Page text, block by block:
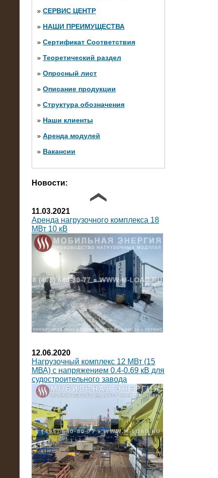
» СЕРВИС ЦЕНТР
» НАШИ ПРЕИМУЩЕСТВА
» Сертификат Соответствия
» Теоретический раздел
» Опросный лист
» Описание продукции
» Структура обозначения
» Наши клиенты
» Аренда модулей
» Вакансии
Новости:
10.10.2014
Нагрузочный комплекс 20 МВт в 2
яруса (напряжение 6-10 кВ)
11.03.2021
Аренда нагрузочного комплекса 18
МВт 10 кВ
12.06.2020
Нагрузочный комплекс 12 МВт (15
МВА) с напряжением 0.4-0.69 кВ для
судостроительного завода